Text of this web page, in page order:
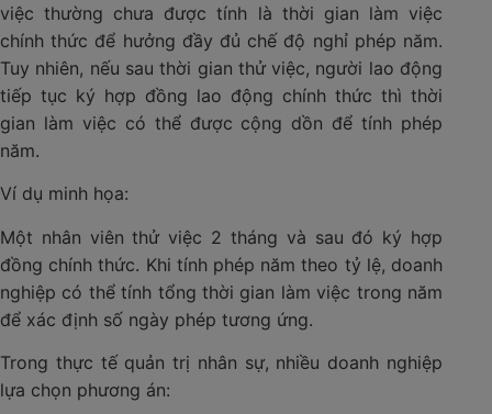
việc thường chưa được tính là thời gian làm việc
chính thức để hưởng đầy đủ chế độ nghỉ phép năm.
Tuy nhiên, nếu sau thời gian thử việc, người lao động
tiếp tục ký hợp đồng lao động chính thức thì thời
gian làm việc có thể được cộng dồn để tính phép
năm.
Ví dụ minh họa:
Một nhân viên thử việc 2 tháng và sau đó ký hợp
đồng chính thức. Khi tính phép năm theo tỷ lệ, doanh
nghiệp có thể tính tổng thời gian làm việc trong năm
để xác định số ngày phép tương ứng.
Trong thực tế quản trị nhân sự, nhiều doanh nghiệp
lựa chọn phương án: